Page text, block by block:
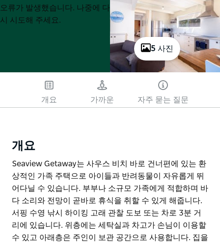
5 사진
List
List
오류가 발생했습니다. 나중에 다
시 시도해 주세요.
개요 가까운 자주 묻는 질문
개요
Seaview Getaway는 사우스 비치 바로 건너편에 있는 환
상적인 가족 주택으로 아이들과 반려동물이 자유롭게 뛰
어다닐 수 있습니다. 부부나 소규모 가족에게 적합하며 바
다 소리와 전망이 곧바로 휴식을 취할 수 있게 해줍니다.
서핑 수영 낚시 하이킹 고래 관찰 도보 또는 차로 3분 거
리에 있습니다. 위층에는 세탁실과 차고가 손님이 이용할
수 있고 아래층은 주인이 보관 공간으로 사용합니다. 집을